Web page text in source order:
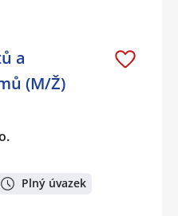
a
(M/Ž)
Plný úvazek